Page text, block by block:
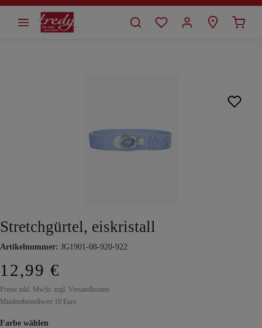
springen
Stretchgürtel, eiskristall
Artikelnummer: JG1901-08-920-922
12,99 €
Preise inkl. MwSt. zzgl. Versandkosten
Mindestbestellwert 10 Euro
Farbe wählen